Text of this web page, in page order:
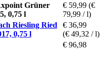
Grüner
0,75 l
€ 59,99 (€
79,99 / l)
Riesling Ried
0,75 l
€ 36,99
(€ 49,32 / l)
€ 96,98